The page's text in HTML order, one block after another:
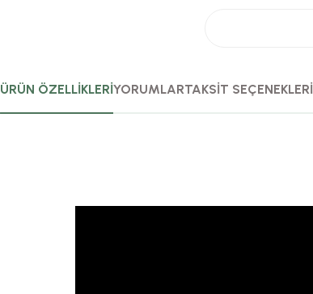
ÜRÜN ÖZELLİKLERİYORUMLARTAKSİT SEÇENEKLERİ